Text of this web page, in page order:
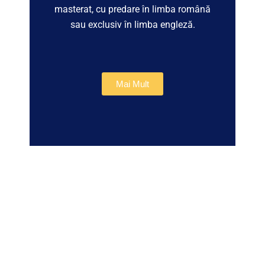
masterat, cu predare în limba română
sau exclusiv în limba engleză.
Mai Mult